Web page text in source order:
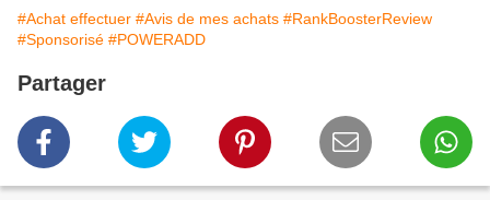
#Achat effectuer #Avis de mes achats #RankBoosterReview
#Sponsorisé #POWERADD
Partager